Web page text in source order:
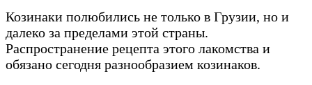
Козинаки полюбились не только в Грузии, но и
далеко за пределами этой страны.
Распространение рецепта этого лакомства и
обязано сегодня разнообразием козинаков.